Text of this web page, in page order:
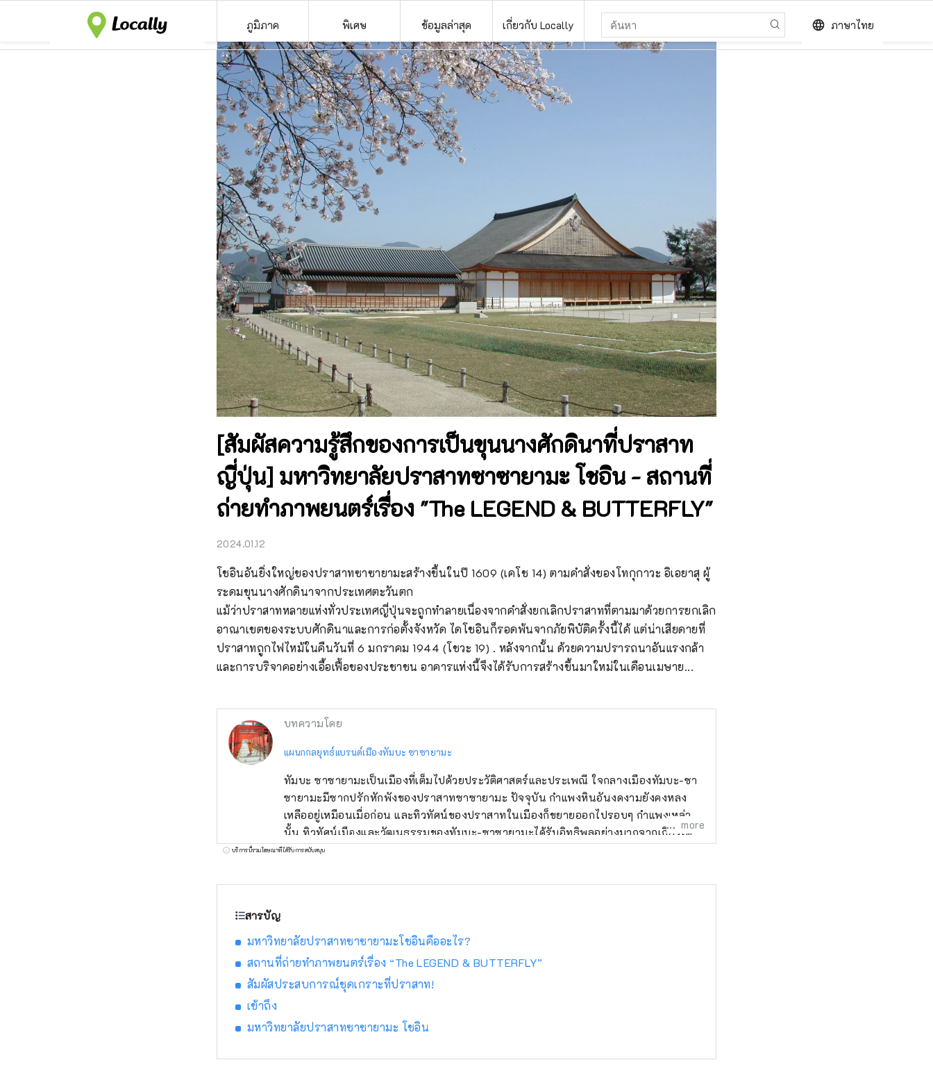
ภูมิภาค พิเศษ ข้อมูลล่าสุด เกี่ยวกับ Locally language ภาษาไทย
[สัมผัสความรู้สึกของการเป็นขุนนางศักดินาที่ปราสาท
ญี่ปุ่น] มหาวิทยาลัยปราสาทซาซายามะ โชอิน - สถานที่
ถ่ายทำภาพยนตร์เรื่อง "The LEGEND & BUTTERFLY"
2024.01.12
โชอินอันยิ่งใหญ่ของปราสาทซาซายามะสร้างขึ้นในปี 1609 (เคโช 14) ตามคำสั่งของโทกุกาวะ อิเอยาสุ ผู้
ระดมขุนนางศักดินาจากประเทศตะวันตก
แม้ว่าปราสาทหลายแห่งทั่วประเทศญี่ปุ่นจะถูกทำลายเนื่องจากคำสั่งยกเลิกปราสาทที่ตามมาด้วยการยกเลิก
อาณาเขตของระบบศักดินาและการก่อตั้งจังหวัด ไดโชอินก็รอดพ้นจากภัยพิบัติครั้งนี้ได้ แต่น่าเสียดายที่
ปราสาทถูกไฟไหม้ในคืนวันที่ 6 มกราคม 1944 (โชวะ 19) . หลังจากนั้น ด้วยความปรารถนาอันแรงกล้า
และการบริจาคอย่างเอื้อเฟื้อของประชาชน อาคารแห่งนี้จึงได้รับการสร้างขึ้นมาใหม่ในเดือนเมษาย...
บทความโดย
แผนกกลยุทธ์แบรนด์เมืองทัมบะ ซาซายามะ
ทัมบะ ซาซายามะเป็นเมืองที่เต็มไปด้วยประวัติศาสตร์และประเพณี ใจกลางเมืองทัมบะ-ซา
ซายามะมีซากปรักหักพังของปราสาทซาซายามะ ปัจจุบัน กำแพงหินอันงดงามยังคงหลง
เหลืออยู่เหมือนเมื่อก่อน และทิวทัศน์ของปราสาทในเมืองก็ขยายออกไปรอบๆ กำแพงเหล่า
นั้น ทิวทัศน์เมืองและวัฒนธรรมของทัมบะ-ซาซายามะได้รับอิทธิพลอย่างมากจากเกียวโต
และหากคุณเดินไปรอบๆ เมืองรอบปราสาทจริงๆ คุณก็จะพบกับทิวทัศน์เมืองที่เหมือนกับเกีย
more
บริการนี้รวมโฆษณาที่ได้รับการสนับสนุน
สารบัญ
มหาวิทยาลัยปราสาทซาซายามะโชอินคืออะไร?
สถานที่ถ่ายทำภาพยนตร์เรื่อง “The LEGEND & BUTTERFLY”
สัมผัสประสบการณ์ชุดเกราะที่ปราสาท!
เข้าถึง
มหาวิทยาลัยปราสาทซาซายามะ โชอิน